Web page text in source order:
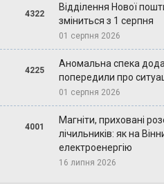
4322
Відділення Нової
зміниться з 1 серпня
01 серпня 2026
4225
Аномальна спека
попередили про
01 серпня 2026
4001
Магніти, приховані
лічильників: як на
електроенергію
16 липня 2026